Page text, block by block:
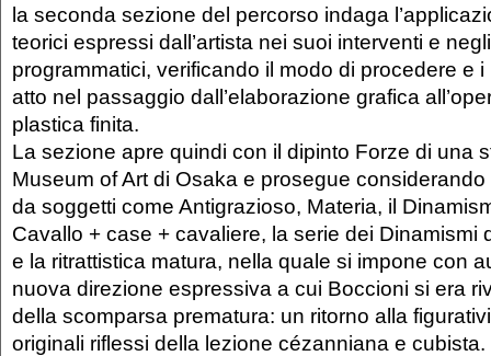
la seconda sezione del percorso indaga
teorici espressi dall’artista nei suoi interventi e
programmatici, verificando il modo di procedere e
atto nel passaggio dall’elaborazione grafica
plastica finita.
La sezione apre quindi con il dipinto Forze di una
Museum of Art di Osaka e prosegue
da soggetti come Antigrazioso, Materia, il
Cavallo + case + cavaliere, la serie dei Dinamismi
e la ritrattistica matura, nella quale si impone con
nuova direzione espressiva a cui Boccioni si era
della scomparsa prematura: un ritorno alla
originali riflessi della lezione cézanniana e cubista.